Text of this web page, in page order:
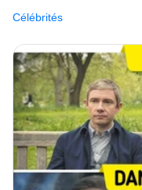
Célébrités
leur accent, et il y en a
pendant des mois pour
Et parfois, les stars
considérablement plus
cinéastes ont recours à